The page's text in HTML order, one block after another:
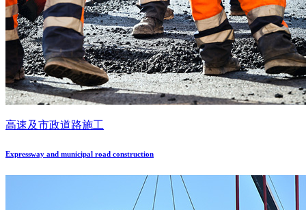
高速及市政道路施工
Expressway and municipal road construction